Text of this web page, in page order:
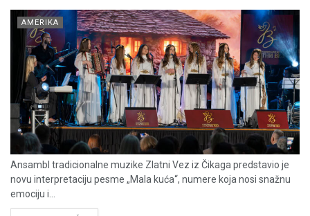
AMERIKA
Ansambl tradicionalne muzike Zlatni Vez iz Čikaga predstavio je
novu interpretaciju pesme „Mala kuća“, numere koja nosi snažnu
emociju i...